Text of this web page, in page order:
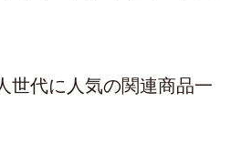
世代に人気の関連商品一